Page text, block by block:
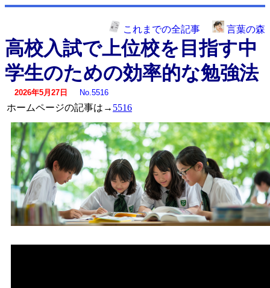
これまでの全記事 言葉の森
高校入試で上位校を目指す中
学生のための効率的な勉強法
2026年5月27日 No.5516
ホームページの記事は→ 5516